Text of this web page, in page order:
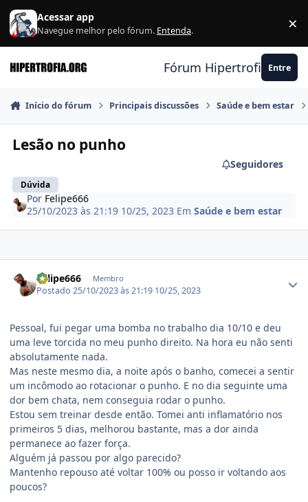
Ir para conteúdo
Acessar app
Navegue melhor pelo fórum. Entenda. ×
Fórum Hipertrofia.org
Entre
Início do fórum Principais discussões Saúde e bem estar
Lesão no punho
Dúvida
Seguidores
Por Felipe666
25/10/2023 às 21:19 10/25, 2023 EmSaúde e bem estar
Felipe666 Membro
Postado25/10/2023 às 21:19 10/25, 2023
Pessoal, fui pegar uma bomba no trabalho dia 10/10 e deu
uma leve torcida no meu punho direito. Na hora eu não senti
absolutamente nada.
Mas neste mesmo dia, a noite após o banho, comecei a sentir
um incômodo ao rotacionar o punho. E no dia seguinte uma
dor bem chata, nem conseguia rodar o punho.
Estou sem treinar desde então. Tomei anti inflamatório nos
primeiros 5 dias, melhorou bastante, mas a dor ainda
permanece ao fazer força.
Alguém já passou por algo parecido?
Mantenho repouso até voltar 100% ou posso ir voltando aos
poucos?